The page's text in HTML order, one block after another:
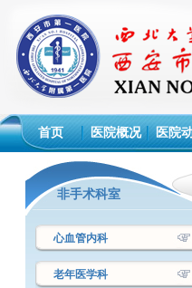
首页 医院概况 医院
非手术科室
心血管内科
老年医学科